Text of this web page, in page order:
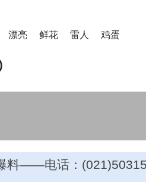
漂亮 鲜花 雷人 鸡蛋
料——电话：